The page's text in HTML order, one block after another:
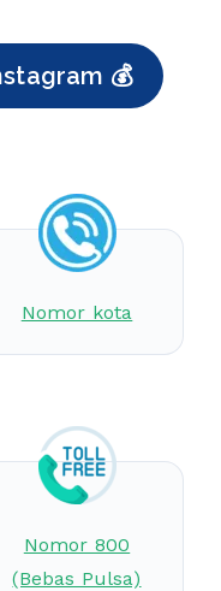
💰
Nomor kota
Nomor 800
(Bebas Pulsa)